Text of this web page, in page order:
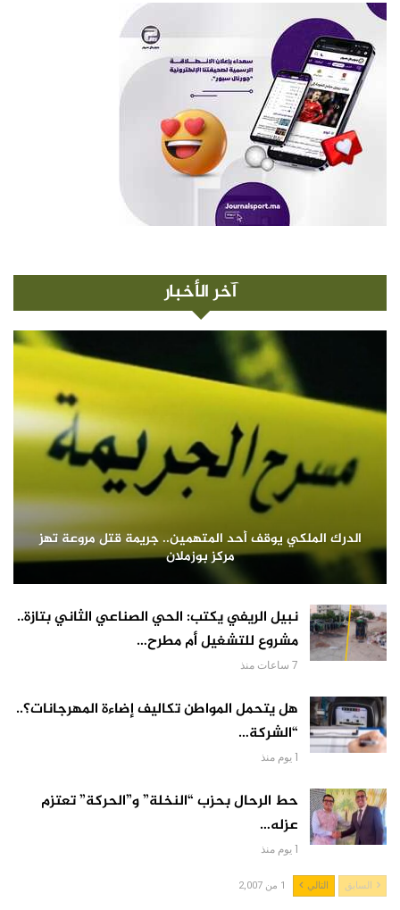
آخر الأخبار
الدرك الملكي يوقف أحد المتهمين.. جريمة قتل مروعة تهز
مركز بوزملان
نبيل الريفي يكتب: الحي الصناعي الثاني بتازة..
مشروع للتشغيل أم مطرح…
7 ساعات منذ
هل يتحمل المواطن تكاليف إضاءة المهرجانات؟..
“الشركة…
1 يوم منذ
حط الرحال بحزب “النخلة” و”الحركة” تعتزم
عزله…
1 يوم منذ
السابق التالي 1 من 2,007